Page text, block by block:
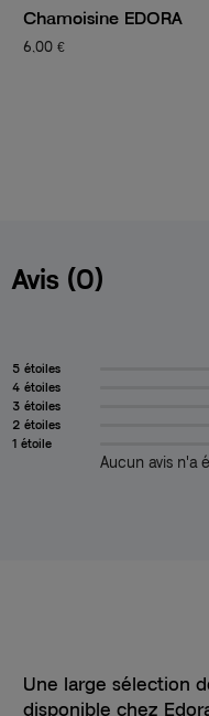
EDORA ARGENT
Avis (0)
5 étoiles
4 étoiles
3 étoiles
2 étoiles
1 étoile
Aucun avis n'a
Une large sélection
disponible chez